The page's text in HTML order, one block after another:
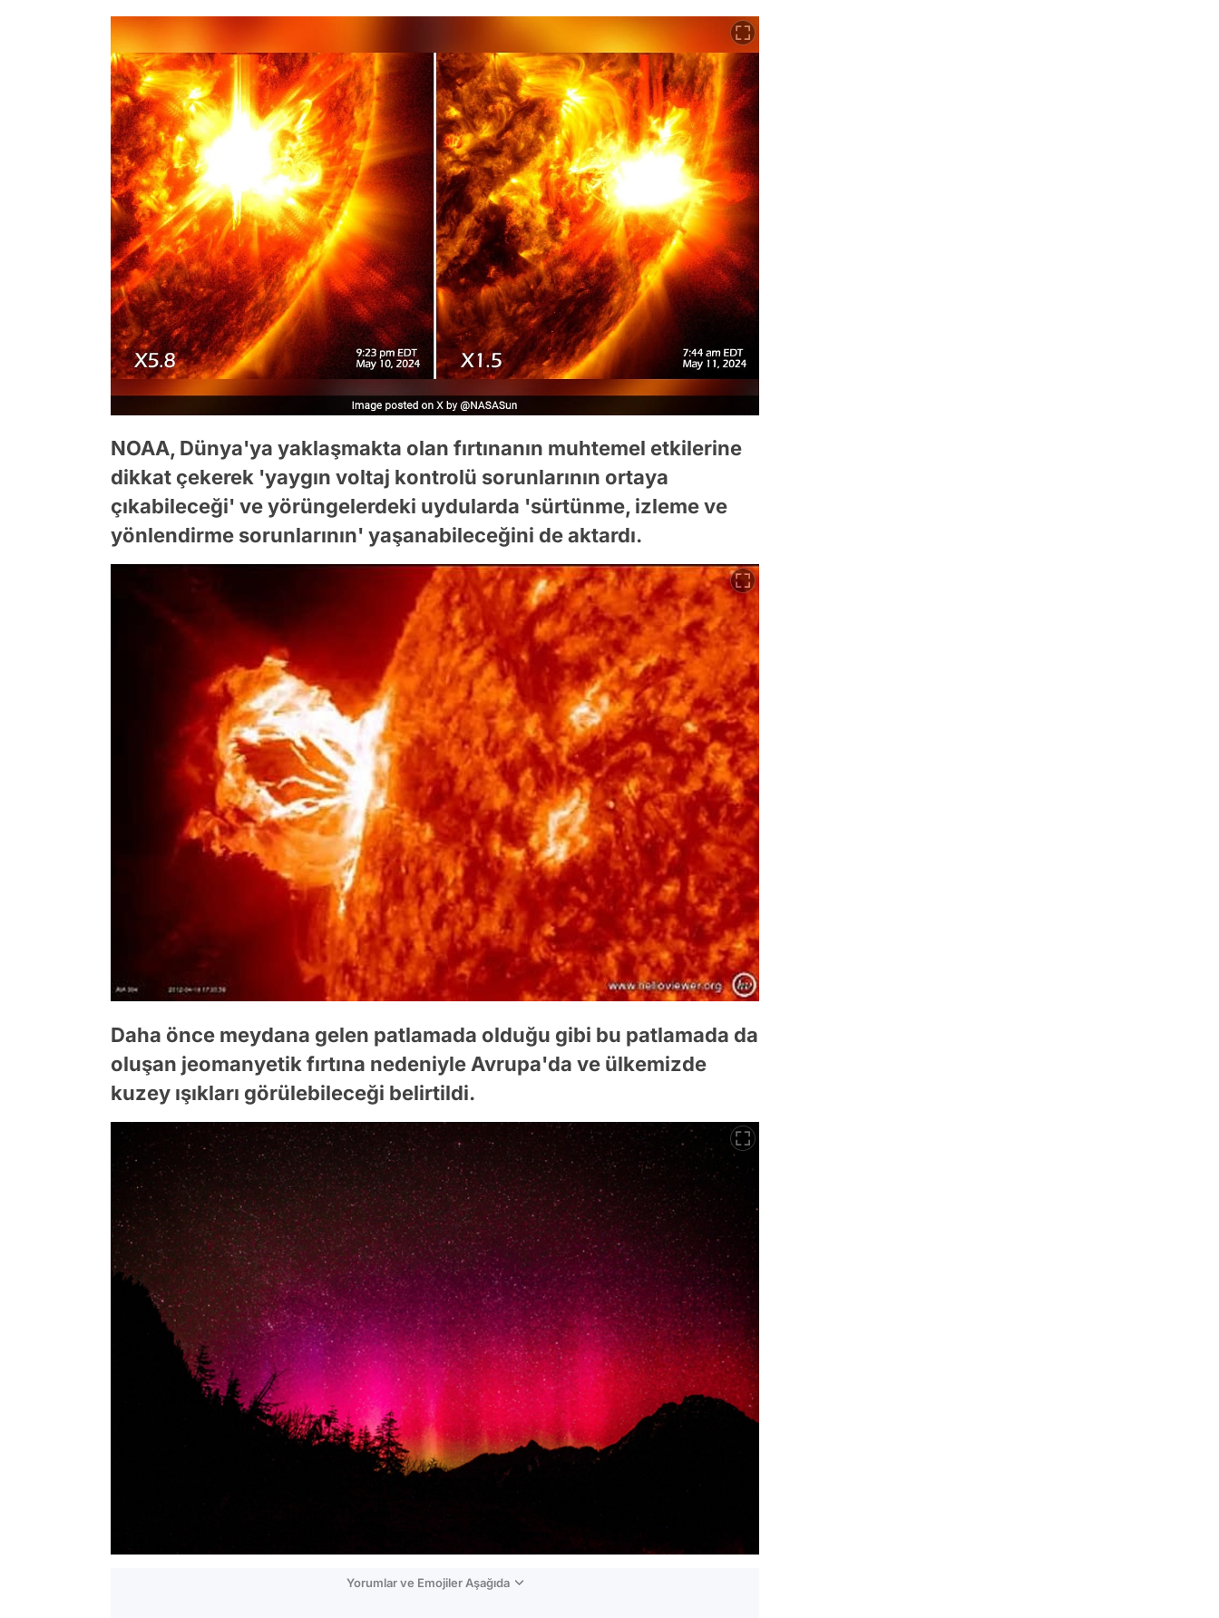
NOAA, Dünya'ya yaklaşmakta olan fırtınanın muhtemel etkilerine
dikkat çekerek 'yaygın voltaj kontrolü sorunlarının ortaya
çıkabileceği' ve yörüngelerdeki uydularda 'sürtünme, izleme ve
yönlendirme sorunlarının' yaşanabileceğini de aktardı.
Daha önce meydana gelen patlamada olduğu gibi bu patlamada da
oluşan jeomanyetik fırtına nedeniyle Avrupa'da ve ülkemizde
kuzey ışıkları görülebileceği belirtildi.
Yorumlar ve Emojiler Aşağıda